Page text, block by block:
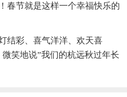
春节就是这样一个幸福快乐的
结彩、喜气洋洋、欢天喜
笑地说”我们的杭远秋过年长